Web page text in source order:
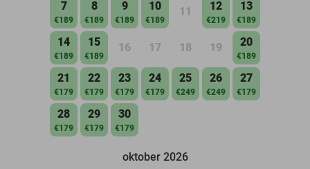
7
€189
8
€189
9
€189
10
€189
11 12
€219
13
€189
14
€189
15
€189
16 17 18 19 20
€189
21
€179
22
€179
23
€179
24
€179
25
€249
26
€249
27
€179
28
€179
29
€179
30
€179
oktober 2026